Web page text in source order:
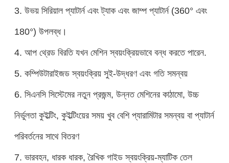
3. উভয় সিরিয়াল প্যাটার্ন এবং ট্যাক এবং জাম্প প্যাটার্ন (360° এবং
180°) উপলব্ধ।
4. আপ থ্রেড বিরতি যখন মেশিন স্বয়ংক্রিয়ভাবে বন্ধ করতে পারেন.
5. কম্পিউটারাইজড স্বয়ংক্রিয় সুই-উদ্ধরণ এবং গতি সমন্বয়
6. সিএনসি সিস্টেমের নতুন প্রজন্ম, উন্নত মেশিনের কাঠামো, উচ্চ
নির্ভুলতা কুইল্টিং, কুইল্টিংয়ের সময় খুব বেশি প্যারামিটার সমন্বয় বা প্যাটার্ন
পরিবর্তনের সাথে বিতরণ
7. ভারবহন, ধারক ধারক, রৈখিক গাইড স্বয়ংক্রিয়-ম্যাটিক তেল